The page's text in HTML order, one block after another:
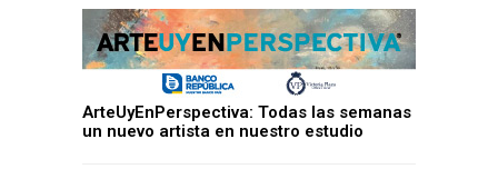
ArteUyEnPerspectiva: Todas las semanas
un nuevo artista en nuestro estudio